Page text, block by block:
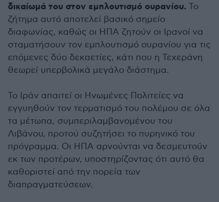
δικαίωμά του στον εμπλουτισμό ουρανίου. Το
ζήτημα αυτό αποτελεί βασικό σημείο
διαφωνίας, καθώς οι ΗΠΑ ζητούν οι Ιρανοί να
σταματήσουν τον εμπλουτισμό ουρανίου για τις
επόμενες δύο δεκαετίες, κάτι που η Τεχεράνη
θεωρεί υπερβολικά μεγάλο διάστημα.
Το Ιράν απαιτεί οι Ηνωμένες Πολιτείες να
εγγυηθούν τον τερματισμό του πολέμου σε όλα
τα μέτωπα, συμπεριλαμβανομένου του
Λιβάνου, προτού συζητήσει το πυρηνικό του
πρόγραμμα. Οι ΗΠΑ αρνούνται να δεσμευτούν
εκ των προτέρων, υποστηρίζοντας ότι αυτό θα
καθοριστεί από την πορεία των
διαπραγματεύσεων.